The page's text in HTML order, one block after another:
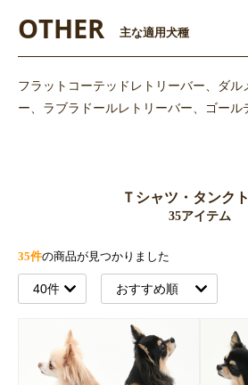
OTHER 主な適用犬種
フラットコーテッドレトリーバー、ダル
ー、ラブラドールレトリーバー、ゴール
Ｔシャツ・タンク
35アイテム
35件の商品が見つかりました